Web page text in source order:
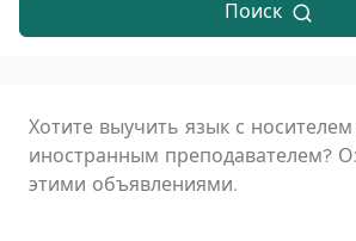
Поиск
Хотите выучить язык с
иностранным преподавателем?
этими объявлениями.